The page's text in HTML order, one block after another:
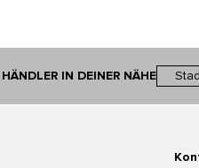
IN DEINER NÄHE